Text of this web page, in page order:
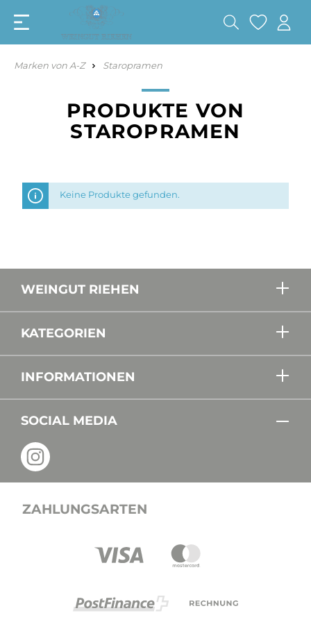
Marken von A-Z Staropramen
PRODUKTE VON
STAROPRAMEN
Keine Produkte gefunden.
WEINGUT RIEHEN
KATEGORIEN
INFORMATIONEN
SOCIAL MEDIA
ZAHLUNGSARTEN